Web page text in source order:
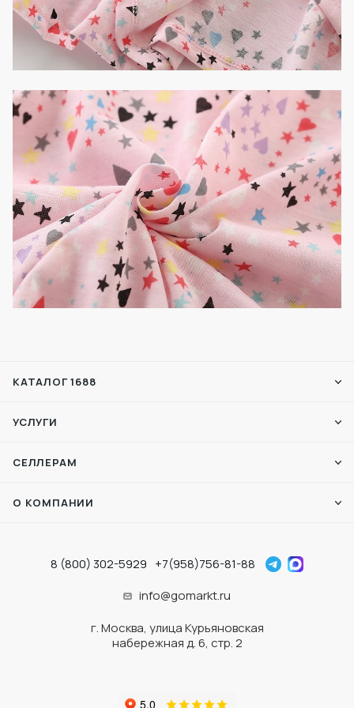
КАТАЛОГ 1688
УСЛУГИ
СЕЛЛЕРАМ
О КОМПАНИИ
8 (800) 302-5929 +7(958)756-81-88
info@gomarkt.ru
г. Москва, улица Курьяновская
набережная д. 6, стр. 2